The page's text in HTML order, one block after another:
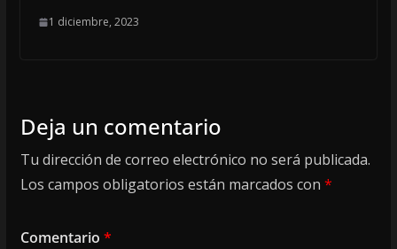
1 diciembre, 2023
Deja un comentario
Tu dirección de correo electrónico no será publicada.
Los campos obligatorios están marcados con *
Comentario *